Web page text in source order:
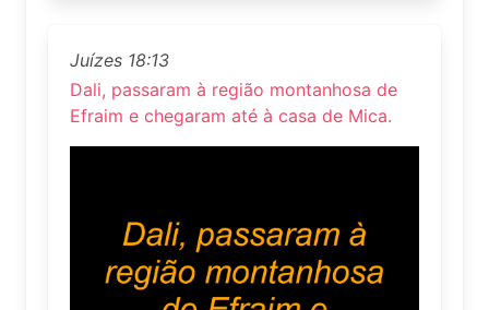
Juízes 18:13
Dali, passaram à região montanhosa de
Efraim e chegaram até à casa de Mica.